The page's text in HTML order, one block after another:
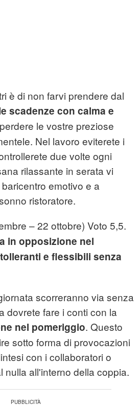
è di non farvi prendere dal
scadenze con calma e
le vostre preziose
Nel lavoro eviterete i
due volte ogni
rilassante in serata vi
emotivo e a
ristoratore.
– 22 ottobre) Voto 5,5.
in opposizione nel
e flessibili senza
scorreranno via senza
dovrete fare i conti con la
nel pomeriggio. Questo
sotto forma di provocazioni
con i collaboratori o
nulla all'interno della coppia.